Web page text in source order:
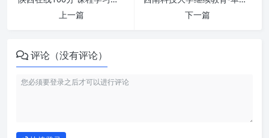
上一篇
下一篇
评论（没有评论）